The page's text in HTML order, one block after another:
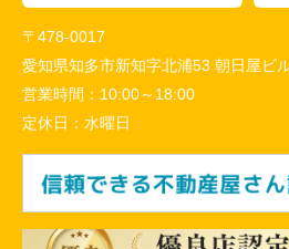
〒478-0017
愛知県知多市新知字北浦53 朝日屋ビ
営業時間： 10:00～18:00
定休日： 水曜日